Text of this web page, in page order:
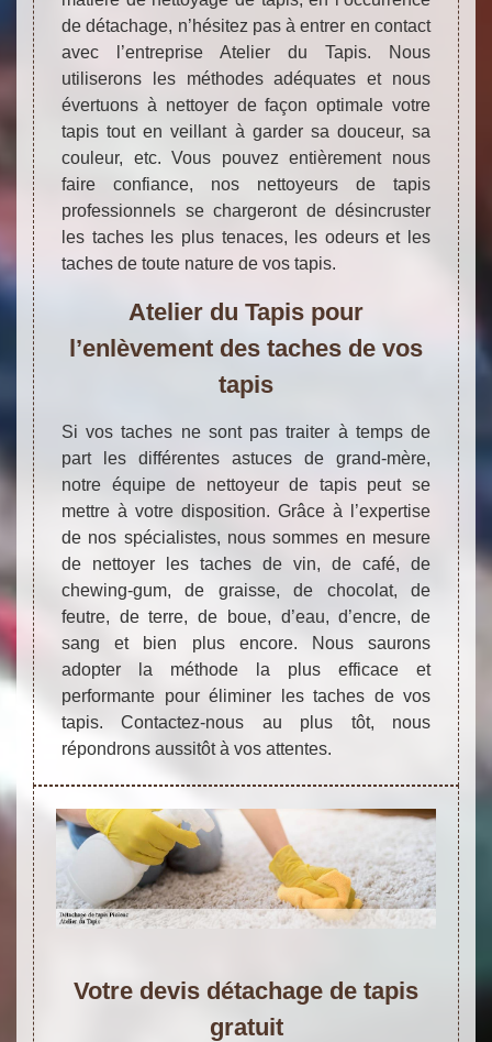
de détachage, n’hésitez pas à entrer en contact
avec l’entreprise Atelier du Tapis. Nous
utiliserons les méthodes adéquates et nous
évertuons à nettoyer de façon optimale votre
tapis tout en veillant à garder sa douceur, sa
couleur, etc. Vous pouvez entièrement nous
faire confiance, nos nettoyeurs de tapis
professionnels se chargeront de désincruster
les taches les plus tenaces, les odeurs et les
taches de toute nature de vos tapis.
Atelier du Tapis pour
l’enlèvement des taches de vos
tapis
Si vos taches ne sont pas traiter à temps de
part les différentes astuces de grand-mère,
notre équipe de nettoyeur de tapis peut se
mettre à votre disposition. Grâce à l’expertise
de nos spécialistes, nous sommes en mesure
de nettoyer les taches de vin, de café, de
chewing-gum, de graisse, de chocolat, de
feutre, de terre, de boue, d’eau, d’encre, de
sang et bien plus encore. Nous saurons
adopter la méthode la plus efficace et
performante pour éliminer les taches de vos
tapis. Contactez-nous au plus tôt, nous
répondrons aussitôt à vos attentes.
Votre devis détachage de tapis
gratuit